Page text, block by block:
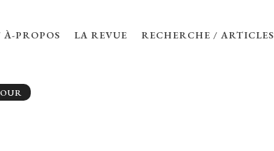
À-PROPOS LA REVUE RECHERCHE / ARTICLES